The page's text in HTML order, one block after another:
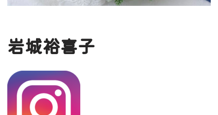
岩城裕喜子